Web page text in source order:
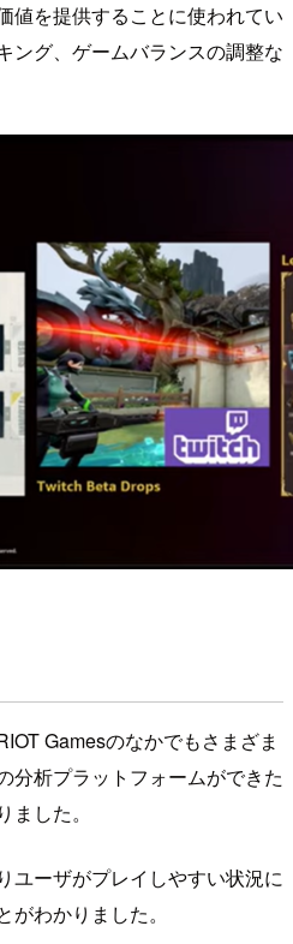
値を提供することに使われてい
ング、ゲームバランスの調整な
Gamesのなかでもさまざま
分析プラットフォームができた
した。
ユーザがプレイしやすい状況に
わかりました。